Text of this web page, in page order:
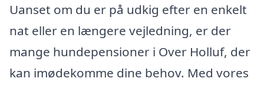
Uanset om du er på udkig efter en enkelt
nat eller en længere vejledning, er der
mange hundepensioner i Over Holluf, der
kan imødekomme dine behov. Med vores